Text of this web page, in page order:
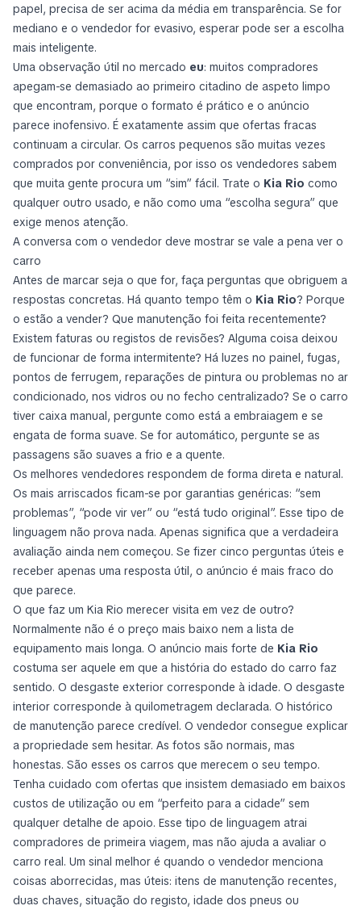
papel, precisa de ser acima da média em transparência. Se for
mediano e o vendedor for evasivo, esperar pode ser a escolha
mais inteligente.
Uma observação útil no mercado eu: muitos compradores
apegam-se demasiado ao primeiro citadino de aspeto limpo
que encontram, porque o formato é prático e o anúncio
parece inofensivo. É exatamente assim que ofertas fracas
continuam a circular. Os carros pequenos são muitas vezes
comprados por conveniência, por isso os vendedores sabem
que muita gente procura um “sim” fácil. Trate o Kia Rio como
qualquer outro usado, e não como uma “escolha segura” que
exige menos atenção.
A conversa com o vendedor deve mostrar se vale a pena ver o
carro
Antes de marcar seja o que for, faça perguntas que obriguem a
respostas concretas. Há quanto tempo têm o Kia Rio? Porque
o estão a vender? Que manutenção foi feita recentemente?
Existem faturas ou registos de revisões? Alguma coisa deixou
de funcionar de forma intermitente? Há luzes no painel, fugas,
pontos de ferrugem, reparações de pintura ou problemas no ar
condicionado, nos vidros ou no fecho centralizado? Se o carro
tiver caixa manual, pergunte como está a embraiagem e se
engata de forma suave. Se for automático, pergunte se as
passagens são suaves a frio e a quente.
Os melhores vendedores respondem de forma direta e natural.
Os mais arriscados ficam-se por garantias genéricas: “sem
problemas”, “pode vir ver” ou “está tudo original”. Esse tipo de
linguagem não prova nada. Apenas significa que a verdadeira
avaliação ainda nem começou. Se fizer cinco perguntas úteis e
receber apenas uma resposta útil, o anúncio é mais fraco do
que parece.
O que faz um Kia Rio merecer visita em vez de outro?
Normalmente não é o preço mais baixo nem a lista de
equipamento mais longa. O anúncio mais forte de Kia Rio
costuma ser aquele em que a história do estado do carro faz
sentido. O desgaste exterior corresponde à idade. O desgaste
interior corresponde à quilometragem declarada. O histórico
de manutenção parece credível. O vendedor consegue explicar
a propriedade sem hesitar. As fotos são normais, mas
honestas. São esses os carros que merecem o seu tempo.
Tenha cuidado com ofertas que insistem demasiado em baixos
custos de utilização ou em “perfeito para a cidade” sem
qualquer detalhe de apoio. Esse tipo de linguagem atrai
compradores de primeira viagem, mas não ajuda a avaliar o
carro real. Um sinal melhor é quando o vendedor menciona
coisas aborrecidas, mas úteis: itens de manutenção recentes,
duas chaves, situação do registo, idade dos pneus ou